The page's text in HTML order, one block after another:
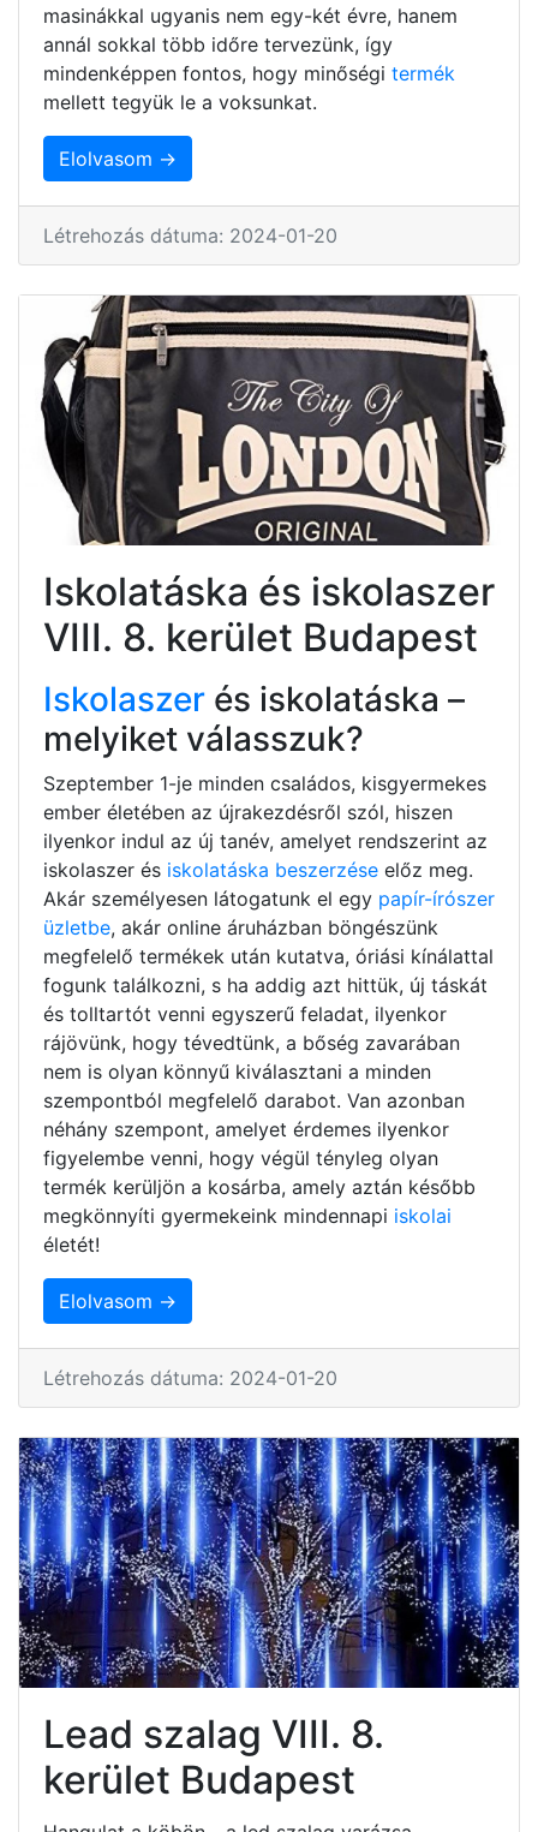
masinákkal ugyanis nem egy-két évre, hanem
annál sokkal több időre tervezünk, így
mindenképpen fontos, hogy minőségi termék
mellett tegyük le a voksunkat.
Elolvasom →
Létrehozás dátuma: 2024-01-20
Iskolatáska és iskolaszer
VIII. 8. kerület Budapest
Iskolaszer és iskolatáska –
melyiket válasszuk?
Szeptember 1-je minden családos, kisgyermekes
ember életében az újrakezdésről szól, hiszen
ilyenkor indul az új tanév, amelyet rendszerint az
iskolaszer és iskolatáska beszerzése előz meg.
Akár személyesen látogatunk el egy papír-írószer
üzletbe, akár online áruházban böngészünk
megfelelő termékek után kutatva, óriási kínálattal
fogunk találkozni, s ha addig azt hittük, új táskát
és tolltartót venni egyszerű feladat, ilyenkor
rájövünk, hogy tévedtünk, a bőség zavarában
nem is olyan könnyű kiválasztani a minden
szempontból megfelelő darabot. Van azonban
néhány szempont, amelyet érdemes ilyenkor
figyelembe venni, hogy végül tényleg olyan
termék kerüljön a kosárba, amely aztán később
megkönnyíti gyermekeink mindennapi iskolai
életét!
Elolvasom →
Létrehozás dátuma: 2024-01-20
Lead szalag VIII. 8.
kerület Budapest